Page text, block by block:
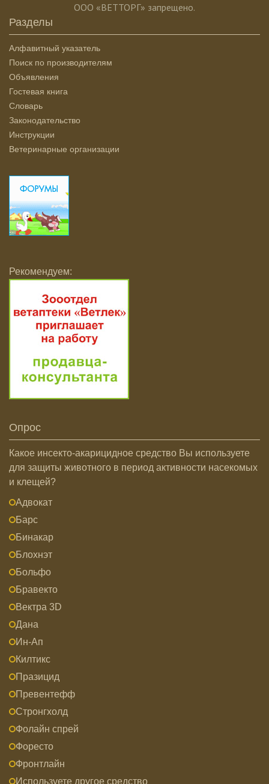
ООО «ВЕТТОРГ» запрещено.
Разделы
Алфавитный указатель
Поиск по производителям
Объявления
Гостевая книга
Словарь
Законодательство
Инструкции
Ветеринарные организации
Рекомендуем:
Опрос
Какое инсекто-акарицидное средство Вы используете
для защиты животного в период активности насекомых
и клещей?
Адвокат
Барс
Бинакар
Блохнэт
Больфо
Бравекто
Вектра 3D
Дана
Ин-Ап
Килтикс
Празицид
Превентефф
Стронгхолд
Фолайн спрей
Форесто
Фронтлайн
Используете другое средство